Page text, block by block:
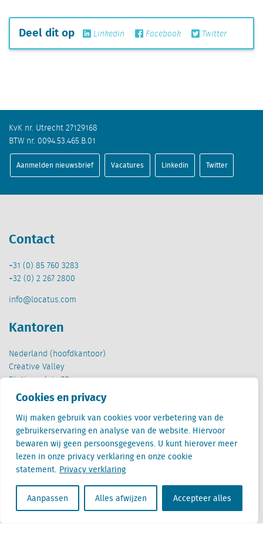
Cookies en privacy
Wij maken gebruik van cookies voor verbetering van de
gebruikerservaring en analyse van de website. Hiervoor
bewaren wij geen persoonsgegevens. U kunt hierover meer
lezen in onze privacy verklaring en onze cookie
statement. Privacy verklaring
Aanpassen Alles afwijzen Accepteer alles
Deel dit op Linkedin Facebook Twitter
KvK nr. Utrecht 27129168
BTW nr. 0094.53.465.B.01
Aanmelden nieuwsbrief Vacatures Linkedin Twitter
Contact
+31 (0) 85 760 3283
+32 (0) 2 267 2800
info@locatus.com
Kantoren
Nederland (hoofdkantoor)
Creative Valley
Stationsplein 32
3511 ED Utrecht
België
Cantersteen 47
1000 Brussel